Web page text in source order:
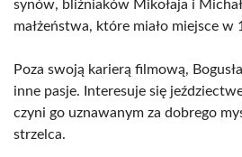
synów, bliźniaków Mikołaja i
małżeństwa, które miało miejsce w
Poza swoją karierą filmową,
inne pasje. Interesuje się
czyni go uznawanym za dobrego
strzelca.